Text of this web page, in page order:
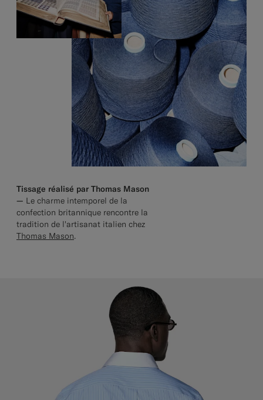
Tissage réalisé par Thomas Mason
— Le charme intemporel de la
confection britannique rencontre la
tradition de l'artisanat italien chez
Thomas Mason.